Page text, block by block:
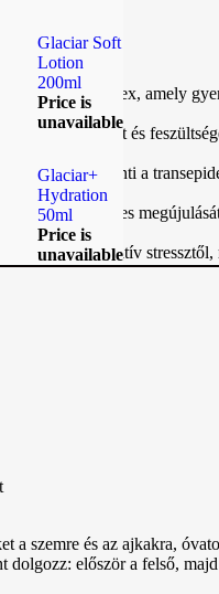
Glaciar Soft
Lotion
200ml
Price is
unavailable
Glaciar+
Hydration
50ml
Price is
unavailable
tisztító komplex, amely
a duzzanatot és
és csökkenti a
természetes
és oxidatív
a szemre és az ajkakra,
először a felső,